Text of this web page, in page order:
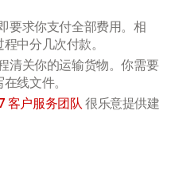
要求你支付全部费用。相
中分几次付款。
清关你的运输货物。你需要
线文件。
客户服务团队很乐意提供建